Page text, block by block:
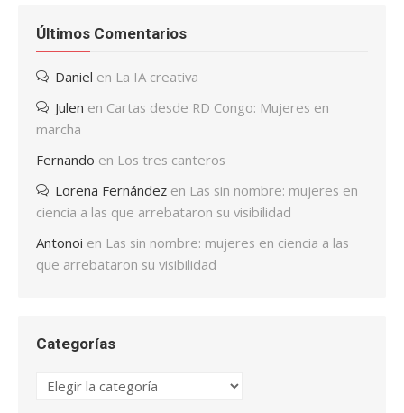
Últimos Comentarios
Daniel en La IA creativa
Julen en Cartas desde RD Congo: Mujeres en
marcha
Fernando en Los tres canteros
Lorena Fernández en Las sin nombre: mujeres en
ciencia a las que arrebataron su visibilidad
Antonoi en Las sin nombre: mujeres en ciencia a las
que arrebataron su visibilidad
Categorías
Categorías